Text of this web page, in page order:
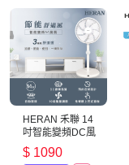
HERAN 禾聯 14
吋智能變頻DC風
扇 HDF-
14WT760 [限時優
$ 1090